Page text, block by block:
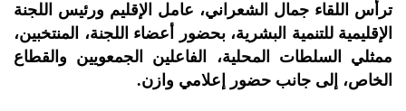
ترأس اللقاء جمال الشعراني، عامل الإقليم ورئيس اللجنة
الإقليمية للتنمية البشرية، بحضور أعضاء اللجنة، المنتخبين،
ممثلي السلطات المحلية، الفاعلين الجمعويين والقطاع
الخاص، إلى جانب حضور إعلامي وازن.